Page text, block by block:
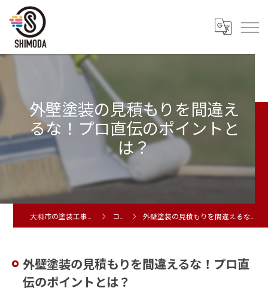
外壁塗装の見積もりを間違え
るな！プロ直伝のポイントと
は？
コラム 外壁塗装の見積もりを間違えるな！プロ直伝のポイントとは？
外壁塗装の見積もりを間違えるな！プロ直
伝のポイントとは？